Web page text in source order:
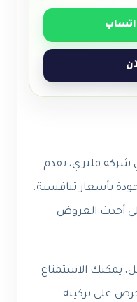
7 مراحل في شركة فلتري، نقدم
بأسعار تنافسية.
أحدث العروض
فلتر بلو سكاي 7 مراحل، يمكنك الاستمتاع
على تركيبه